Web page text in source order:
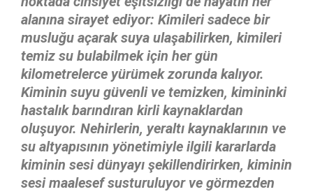
alanına sirayet ediyor: Kimileri sadece bir
musluğu açarak suya ulaşabilirken, kimileri
temiz su bulabilmek için her gün
kilometrelerce yürümek zorunda kalıyor.
Kiminin suyu güvenli ve temizken, kimininki
hastalık barındıran kirli kaynaklardan
oluşuyor. Nehirlerin, yeraltı kaynaklarının ve
su altyapısının yönetimiyle ilgili kararlarda
kiminin sesi dünyayı şekillendirirken, kiminin
sesi maalesef susturuluyor ve görmezden